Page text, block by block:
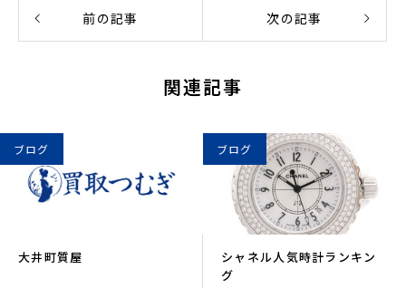
前の記事 次の記事
関連記事
ブログ
大井町質屋
ブログ
シャネル人気時計ランキン
グ